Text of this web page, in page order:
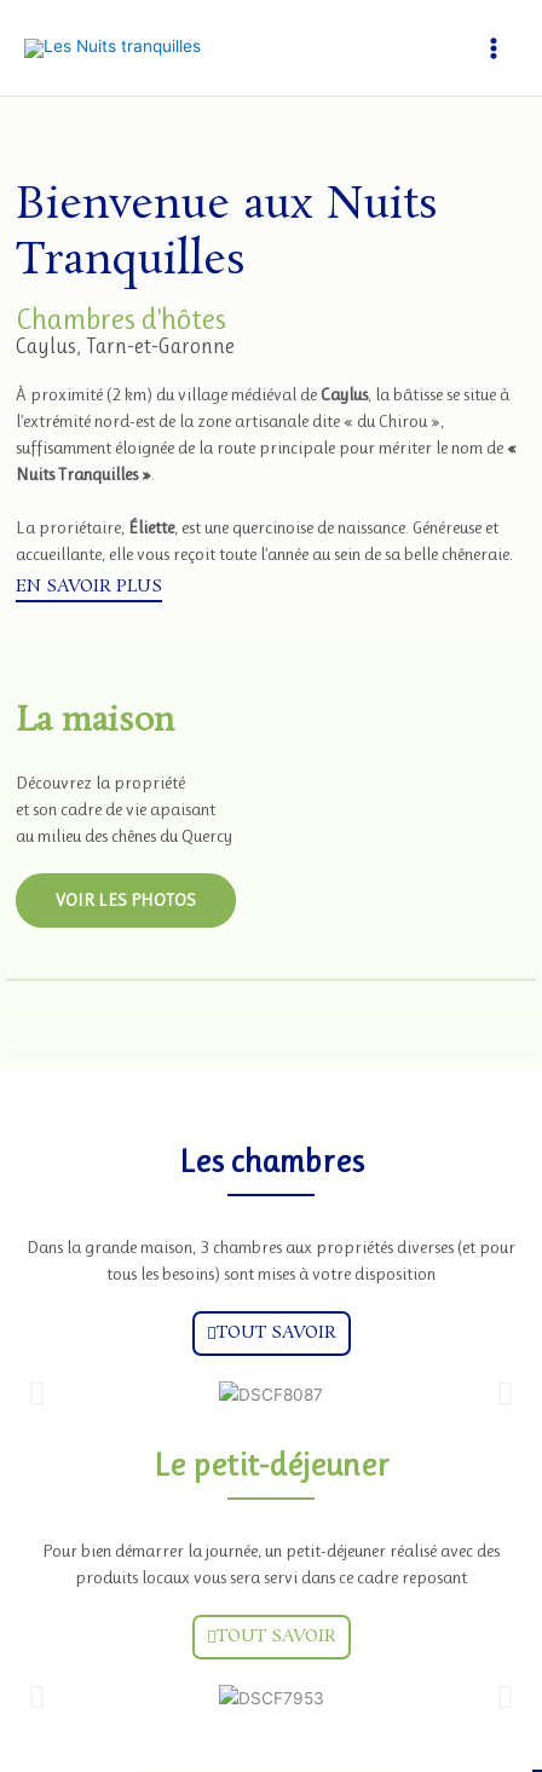
Bienvenue aux Nuits
Tranquilles
Chambres d'hôtes
Caylus, Tarn-et-Garonne
À proximité (2 km) du village médiéval de Caylus, la bâtisse se situe à
l’extrémité nord-est de la zone artisanale dite « du Chirou »,
suffisamment éloignée de la route principale pour mériter le nom de «
Nuits Tranquilles ».
La proriétaire, Éliette, est une quercinoise de naissance. Généreuse et
accueillante, elle vous reçoit toute l’année au sein de sa belle chêneraie.
EN SAVOIR PLUS
La maison
Découvrez la propriété
et son cadre de vie apaisant
au milieu des chênes du Quercy
VOIR LES PHOTOS
Les chambres
Dans la grande maison, 3 chambres aux propriétés diverses (et pour
tous les besoins) sont mises à votre disposition
TOUT SAVOIR
Le petit-déjeuner
Pour bien démarrer la journée, un petit-déjeuner réalisé avec des
produits locaux vous sera servi dans ce cadre reposant
TOUT SAVOIR